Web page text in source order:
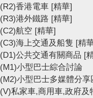
(R2)香港電車 [精華]
(R3)港外鐵路 [精華]
(C2)航空 [精華]
(C3)海上交通及船隻 [精
(D1)公共交通有關商品 [
(M1)小型巴士綜合討論
(M2)小型巴士多媒體分享
(V)私家車,商用車,政府及